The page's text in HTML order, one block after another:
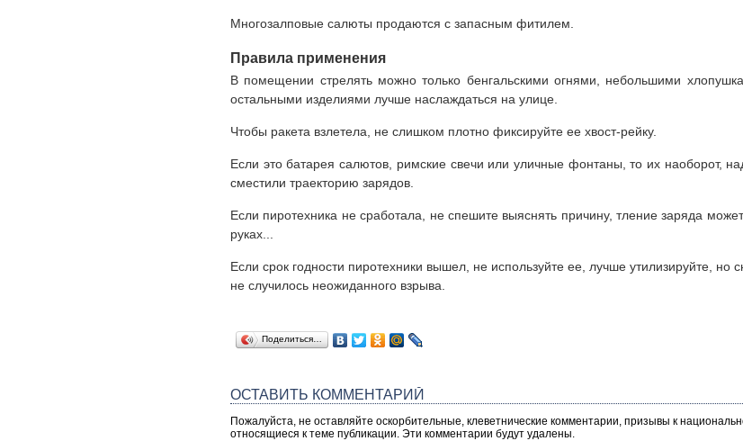
Многозалповые салюты продаются с запасным фитилем.
Правила применения
В помещении стрелять можно только бенгальскими огнями, небольшими
остальными изделиями лучше наслаждаться на улице.
Чтобы ракета взлетела, не слишком плотно фиксируйте ее хвост-рейку.
Если это батарея салютов, римские свечи или уличные фонтаны, то их наоборот,
сместили траекторию зарядов.
Если пиротехника не сработала, не спешите выяснять причину, тление заряда
руках...
Если срок годности пиротехники вышел, не используйте ее, лучше утилизируйте, но
не случилось неожиданного взрыва.
Поделиться…
ОСТАВИТЬ КОММЕНТАРИЙ
Пожалуйста, не оставляйте оскорбительные, клеветнические комментарии, призывы к
относящиеся к теме публикации. Эти комментарии будут удалены.